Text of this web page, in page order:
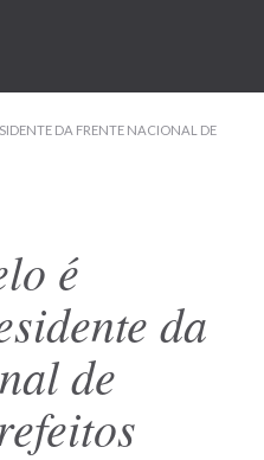
DA FRENTE NACIONAL DE
é
da
de